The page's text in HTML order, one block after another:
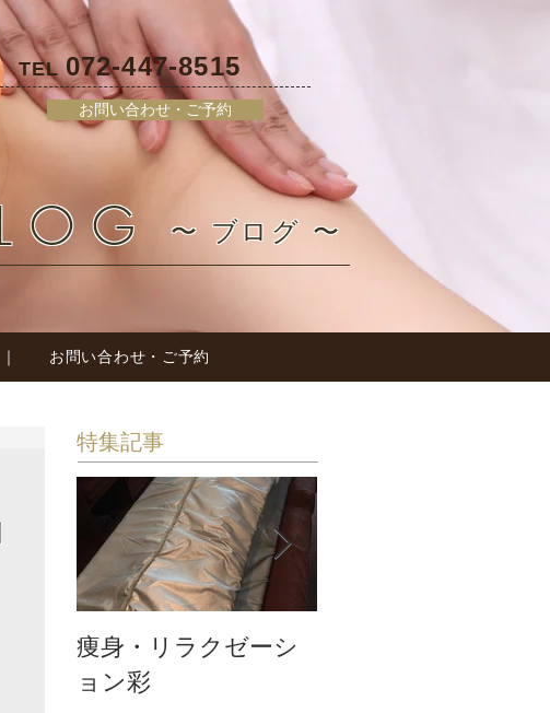
〜 ブログ 〜
お問い合わせ・ご予約
TEL072-447-8515
お問い合わせ・ご予約
特集記事
痩身・リラクゼーシ
ョン彩